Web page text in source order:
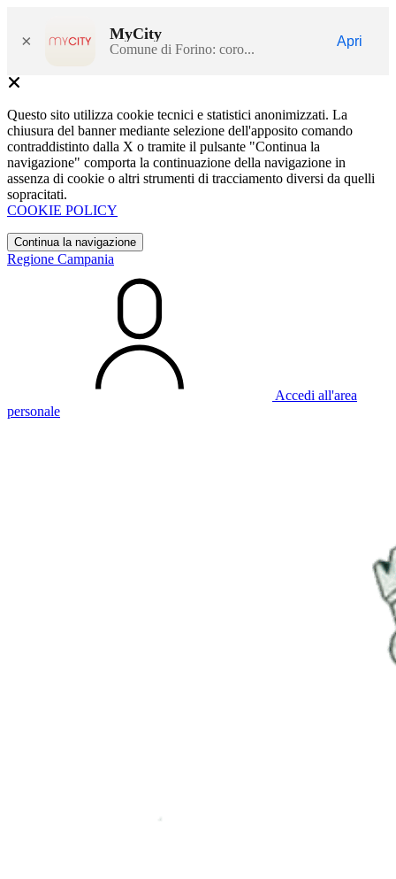
× MyCity
Comune di Forino: coro...
Apri
Questo sito utilizza cookie tecnici e statistici anonimizzati. La
chiusura del banner mediante selezione dell'apposito comando
contraddistinto dalla X o tramite il pulsante "Continua la
navigazione" comporta la continuazione della navigazione in
assenza di cookie o altri strumenti di tracciamento diversi da quelli
sopracitati.
COOKIE POLICY
Continua la navigazione
Regione Campania
Accedi all'area
personale